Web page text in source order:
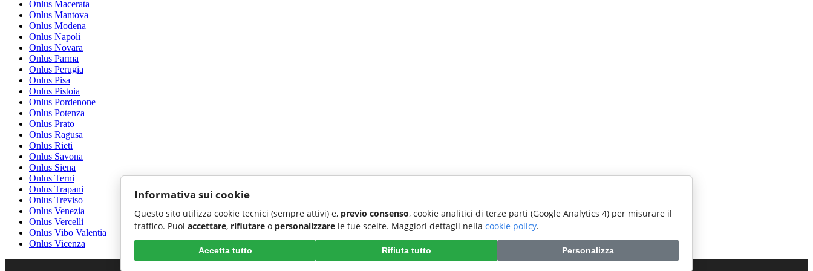
Onlus Macerata
Onlus Mantova
Onlus Modena
Onlus Napoli
Onlus Novara
Onlus Parma
Onlus Perugia
Onlus Pisa
Onlus Pistoia
Onlus Pordenone
Onlus Potenza
Onlus Prato
Onlus Ragusa
Onlus Rieti
Onlus Savona
Onlus Siena
Onlus Terni
Onlus Trapani
Onlus Treviso
Onlus Venezia
Onlus Vercelli
Onlus Vibo Valentia
Onlus Vicenza
Informativa sui cookie
Questo sito utilizza cookie tecnici (sempre attivi) e, previo consenso, cookie analitici di terze parti (Google Analytics 4) per misurare il
traffico. Puoi accettare, rifiutare o personalizzare le tue scelte. Maggiori dettagli nella cookie policy.
Accetta tutto Rifiuta tutto Personalizza